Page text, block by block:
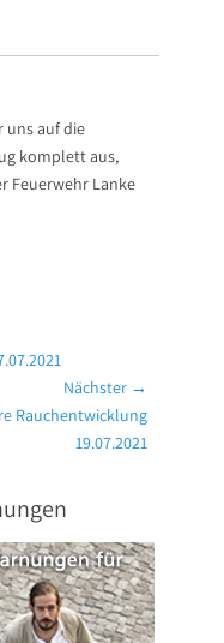
uns auf die
komplett aus,
Feuerwehr Lanke
Nächster →
Rauchentwicklung
19.07.2021